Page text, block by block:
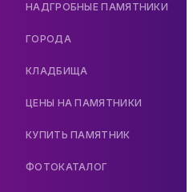
НАДГРОБНЫЕ ПАМЯТНИКИ
ГОРОДА
КЛАДБИЩА
ЦЕНЫ НА ПАМЯТНИКИ
КУПИТЬ ПАМЯТНИК
ФОТОКАТАЛОГ